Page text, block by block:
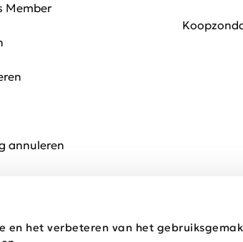
en het verbeteren van het
Member
annuleren